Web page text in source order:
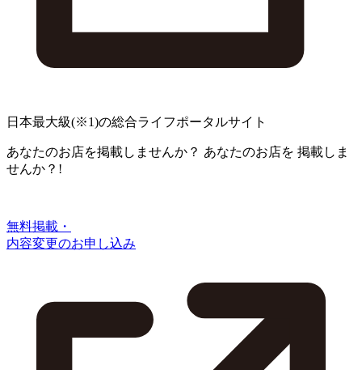
日本最大級(※1)の総合ライフポータルサイト
あなたのお店を掲載しませんか？ あなたのお店を 掲載しま
せんか？!
無料掲載・
内容変更のお申し込み